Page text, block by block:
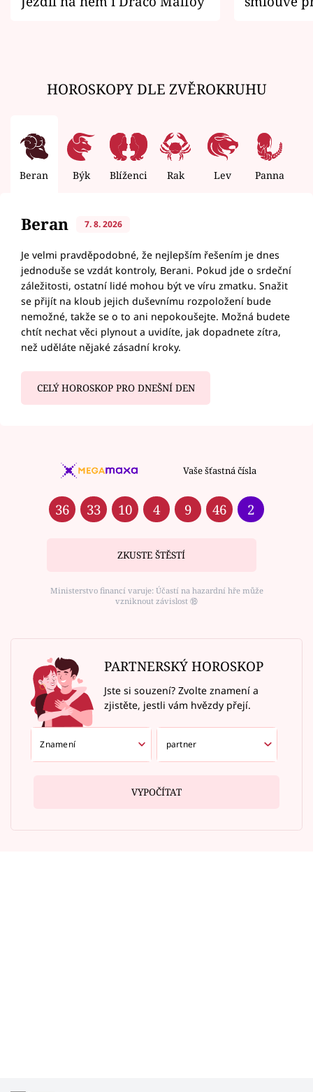
HOROSKOPY DLE ZVĚROKRUHU
Beran Býk Blíženci Rak Lev Panna
Beran 7. 8. 2026
Je velmi pravděpodobné, že nejlepším řešením je dnes
jednoduše se vzdát kontroly, Berani. Pokud jde o srdeční
záležitosti, ostatní lidé mohou být ve víru zmatku. Snažit
se přijít na kloub jejich duševnímu rozpoložení bude
nemožné, takže se o to ani nepokoušejte. Možná budete
chtít nechat věci plynout a uvidíte, jak dopadnete zítra,
než uděláte nějaké zásadní kroky.
CELÝ HOROSKOP PRO DNEŠNÍ DEN
Vaše šťastná čísla
36 33 10 4 9 46 2
ZKUSTE ŠTĚSTÍ
Ministerstvo financí varuje: Účastí na hazardní hře může
vzniknout závislost ⑱
PARTNERSKÝ HOROSKOP
Jste si souzení? Zvolte znamení a
zjistěte, jestli vám hvězdy přejí.
VYPOČÍTAT